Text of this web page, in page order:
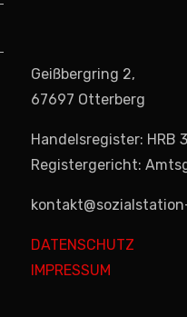
Geißbergring 2,
67697 Otterberg
Handelsregister: HRB
Registergericht:
DATENSCHUTZ
IMPRESSUM